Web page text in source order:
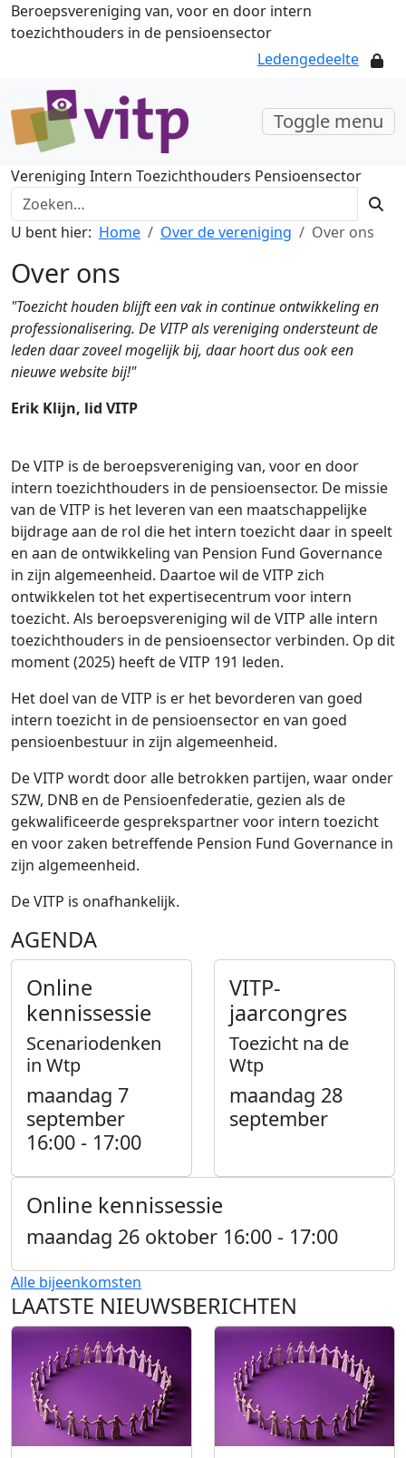
Beroepsvereniging van, voor en door intern
toezichthouders in de pensioensector
Ledengedeelte
Toggle menu
Vereniging Intern Toezichthouders Pensioensector
U bent hier: Home Over de vereniging Over ons
Over ons
De VITP is de beroepsvereniging van, voor en door
intern toezichthouders in de pensioensector. De missie
van de VITP is het leveren van een maatschappelijke
bijdrage aan de rol die het intern toezicht daar in speelt
en aan de ontwikkeling van Pension Fund Governance
in zijn algemeenheid. Daartoe wil de VITP zich
ontwikkelen tot het expertisecentrum voor intern
toezicht. Als beroepsvereniging wil de VITP alle intern
toezichthouders in de pensioensector verbinden. Op dit
moment (2025) heeft de VITP 191 leden.
Het doel van de VITP is er het bevorderen van goed
intern toezicht in de pensioensector en van goed
pensioenbestuur in zijn algemeenheid.
De VITP wordt door alle betrokken partijen, waar onder
SZW, DNB en de Pensioenfederatie, gezien als de
gekwalificeerde gesprekspartner voor intern toezicht
en voor zaken betreffende Pension Fund Governance in
zijn algemeenheid.
De VITP is onafhankelijk.
"Toezicht houden blijft een vak in continue ontwikkeling en
professionalisering. De VITP als vereniging ondersteunt de
leden daar zoveel mogelijk bij, daar hoort dus ook een
nieuwe website bij!"
Erik Klijn, lid VITP
AGENDA
Online
kennissessie
Scenariodenken
in Wtp
maandag 7
september
16:00 - 17:00
VITP-
jaarcongres
Toezicht na de
Wtp
maandag 28
september
Online kennissessie
maandag 26 oktober 16:00 - 17:00
Alle bijeenkomsten
LAATSTE NIEUWSBERICHTEN